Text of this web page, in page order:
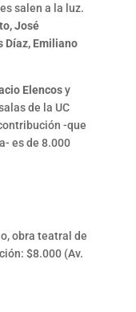
salen a la luz.
José
Díaz, Emiliano
Elencosy
de la UC
-que
es de 8.000
obra teatral de
$8.000 (Av.